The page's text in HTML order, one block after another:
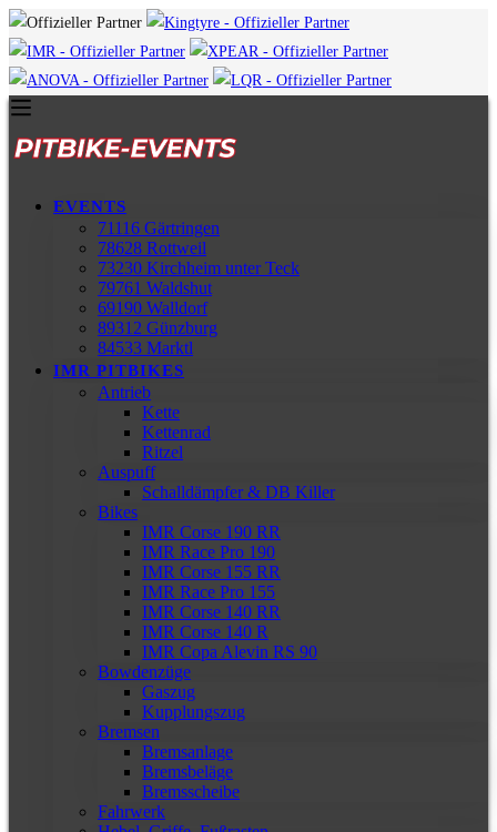
EVENTS
71116 Gärtringen
78628 Rottweil
73230 Kirchheim unter Teck
79761 Waldshut
69190 Walldorf
89312 Günzburg
84533 Marktl
IMR PITBIKES
Antrieb
Kette
Kettenrad
Ritzel
Auspuff
Schalldämpfer & DB Killer
Bikes
IMR Corse 190 RR
IMR Race Pro 190
IMR Corse 155 RR
IMR Race Pro 155
IMR Corse 140 RR
IMR Corse 140 R
IMR Copa Alevin RS 90
Bowdenzüge
Gaszug
Kupplungszug
Bremsen
Bremsanlage
Bremsbeläge
Bremsscheibe
Fahrwerk